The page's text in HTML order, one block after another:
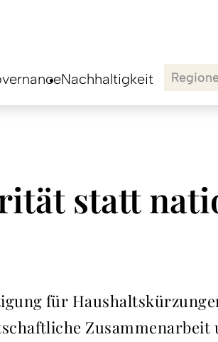
Nachhaltigkeit
statt
für